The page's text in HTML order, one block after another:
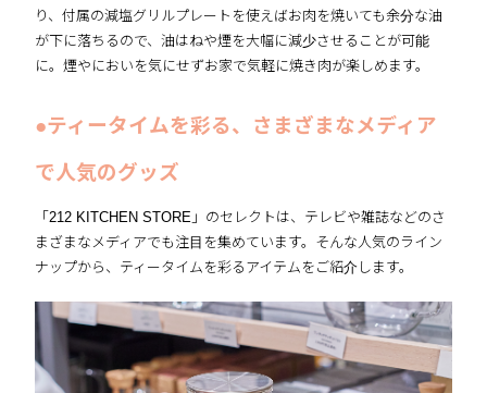
り、付属の減塩グリルプレートを使えばお肉を焼いても余分な油
が下に落ちるので、油はねや煙を大幅に減少させることが可能
に。煙やにおいを気にせずお家で気軽に焼き肉が楽しめます。
●ティータイムを彩る、さまざまなメディア
で人気のグッズ
「212 KITCHEN STORE」のセレクトは、テレビや雑誌などのさ
まざまなメディアでも注目を集めています。そんな人気のライン
ナップから、ティータイムを彩るアイテムをご紹介します。